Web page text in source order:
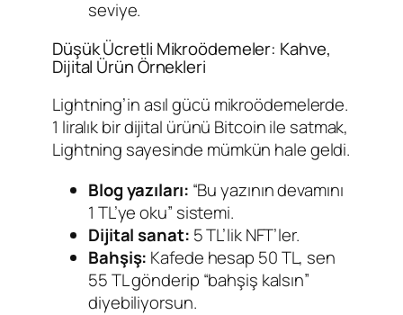
seviye.
Düşük Ücretli Mikroödemeler: Kahve,
Dijital Ürün Örnekleri
Lightning’in asıl gücü mikroödemelerde.
1 liralık bir dijital ürünü Bitcoin ile satmak,
Lightning sayesinde mümkün hale geldi.
Blog yazıları: “Bu yazının devamını
1 TL’ye oku” sistemi.
Dijital sanat: 5 TL’lik NFT’ler.
Bahşiş: Kafede hesap 50 TL, sen
55 TL gönderip “bahşiş kalsın”
diyebiliyorsun.